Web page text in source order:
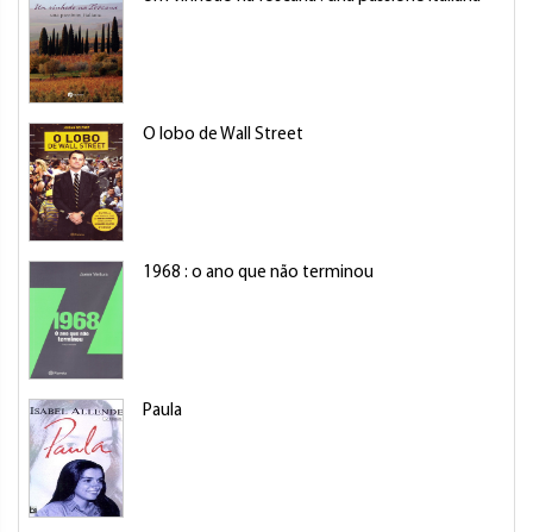
O lobo de Wall Street
1968 : o ano que não terminou
Paula